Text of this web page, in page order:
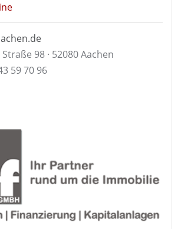
98 · 52080 Aachen
59 70 96